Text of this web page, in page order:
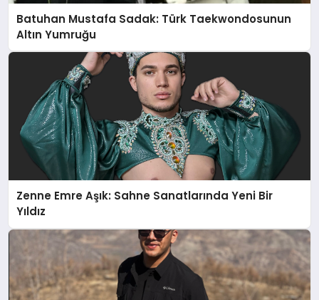
Batuhan Mustafa Sadak: Türk Taekwondosunun
Altın Yumruğu
Zenne Emre Aşık: Sahne Sanatlarında Yeni Bir
Yıldız